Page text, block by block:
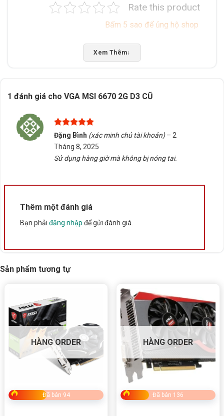
Rate this product
Bấm 5 sao để ủng hộ shop
Thông số kỹ thuật
Trung Quốc
Xem Thêm↓
1 đánh giá cho VGA MSI 6670 2G D3 CŨ
Được xếp
hạng
sao
Đặng Bình (xác minh chủ tài khoản) – 2
Tháng 8, 2025
Sử dụng hàng giờ mà không bị nóng tai.
Thêm một đánh giá
Bạn phải đăng nhập để gửi đánh giá.
Sản phẩm tương tự
HÀNG ORDER
Đã bán 94
HÀNG ORDER
Đã bán 136